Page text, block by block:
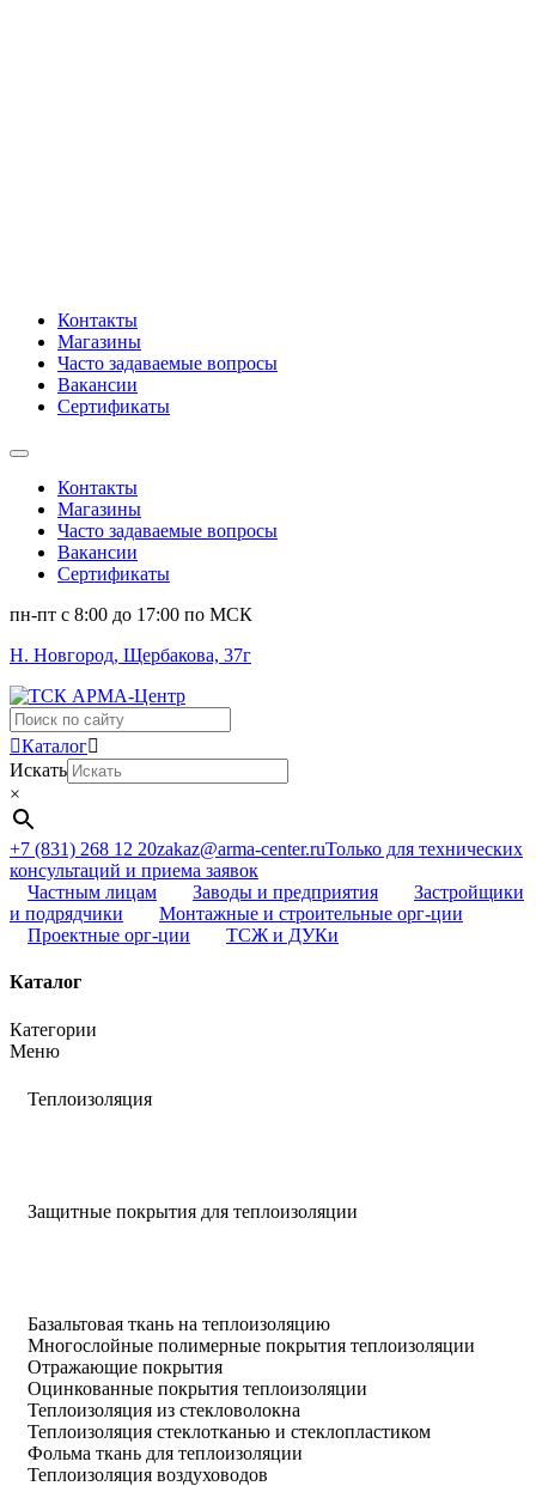
Контакты
Магазины
Часто задаваемые вопросы
Вакансии
Сертификаты
Контакты
Магазины
Часто задаваемые вопросы
Вакансии
Сертификаты
пн-пт c 8:00 до 17:00 по МСК
Н. Новгород, Щербакова, 37г
Поиск
...Каталог
Искать
×
+7 (831) 268 12 20zakaz@arma-center.ruТолько для технических
консультаций и приема заявок
Частным лицам
Заводы и предприятия
Застройщики
и подрядчики
Монтажные и строительные орг-ции
Проектные орг-ции
ТСЖ и ДУКи
Каталог
Категории
Меню
Теплоизоляция
Защитные покрытия для теплоизоляции
Базальтовая ткань на теплоизоляцию
Многослойные полимерные покрытия теплоизоляции
Отражающие покрытия
Оцинкованные покрытия теплоизоляции
Теплоизоляция из стекловолокна
Теплоизоляция стеклотканью и стеклопластиком
Фольма ткань для теплоизоляции
Теплоизоляция воздуховодов